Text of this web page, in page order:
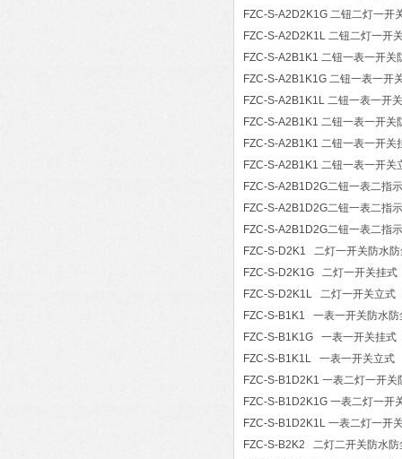
FZC-S-A2D2K1G 二钮二灯一开
FZC-S-A2D2K1L 二钮二灯一开
FZC-S-A2B1K1 二钮一表一开关
FZC-S-A2B1K1G 二钮一表一开
FZC-S-A2B1K1L 二钮一表一开
FZC-S-A2B1K1 二钮一表一开关
FZC-S-A2B1K1 二钮一表一开关
FZC-S-A2B1K1 二钮一表一开关
FZC-S-A2B1D2G二钮一表二指
FZC-S-A2B1D2G二钮一表二指
FZC-S-A2B1D2G二钮一表二指
FZC-S-D2K1 二灯一开关防水
FZC-S-D2K1G 二灯一开关挂式
FZC-S-D2K1L 二灯一开关立式
FZC-S-B1K1 一表一开关防水防
FZC-S-B1K1G 一表一开关挂式
FZC-S-B1K1L 一表一开关立式
FZC-S-B1D2K1 一表二灯一开
FZC-S-B1D2K1G 一表二灯一开
FZC-S-B1D2K1L 一表二灯一开
FZC-S-B2K2 二灯二开关防水防